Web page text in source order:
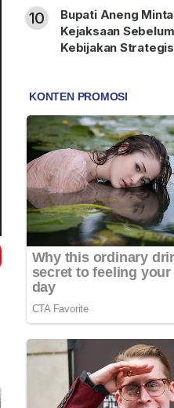
10
Bupati Aneng
Kejaksaan
Kebijakan Strategis